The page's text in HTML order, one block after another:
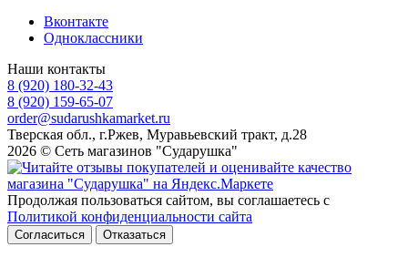
Вконтакте
Одноклассники
Наши контакты
8 (920) 180-32-43
8 (920) 159-65-07
order@sudarushkamarket.ru
Тверская обл., г.Ржев, Муравьевский тракт, д.28
2026 © Сеть магазинов "Сударушка"
Продолжая пользоваться сайтом, вы соглашаетесь с
Политикой конфиденциальности сайта
Согласиться Отказаться